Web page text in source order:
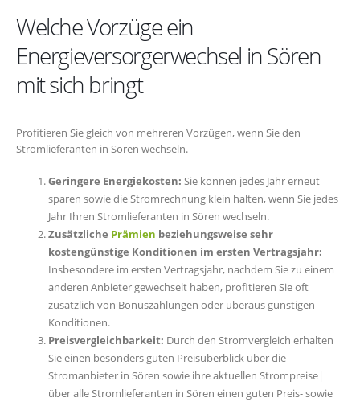
Welche Vorzüge ein
Energieversorgerwechsel in Sören
mit sich bringt
Profitieren Sie gleich von mehreren Vorzügen, wenn Sie den
Stromlieferanten in Sören wechseln.
Geringere Energiekosten: Sie können jedes Jahr erneut
sparen sowie die Stromrechnung klein halten, wenn Sie jedes
Jahr Ihren Stromlieferanten in Sören wechseln.
Zusätzliche Prämien beziehungsweise sehr
kostengünstige Konditionen im ersten Vertragsjahr:
Insbesondere im ersten Vertragsjahr, nachdem Sie zu einem
anderen Anbieter gewechselt haben, profitieren Sie oft
zusätzlich von Bonuszahlungen oder überaus günstigen
Konditionen.
Preisvergleichbarkeit: Durch den Stromvergleich erhalten
Sie einen besonders guten Preisüberblick über die
Stromanbieter in Sören sowie ihre aktuellen Strompreise|
über alle Stromlieferanten in Sören einen guten Preis- sowie